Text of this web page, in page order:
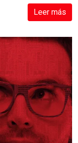
Leer más